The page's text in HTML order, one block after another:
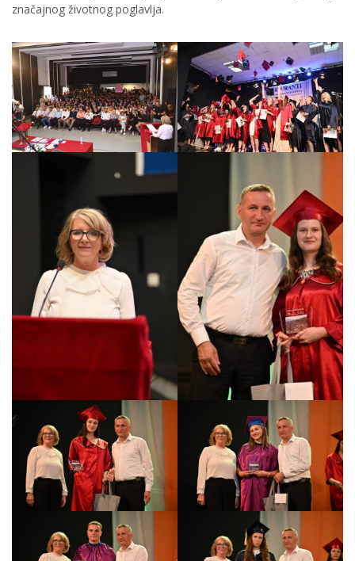
značajnog životnog poglavlja.